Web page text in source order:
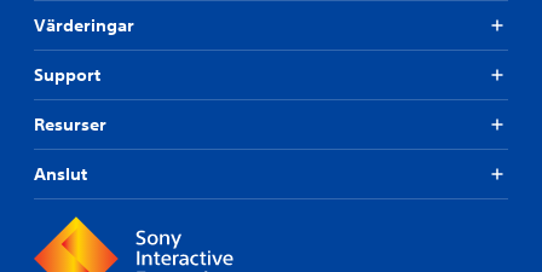
Värderingar
Support
Resurser
Anslut